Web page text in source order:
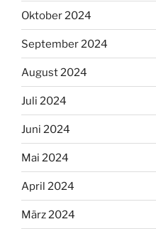
Oktober 2024
September 2024
August 2024
Juli 2024
Juni 2024
Mai 2024
April 2024
März 2024